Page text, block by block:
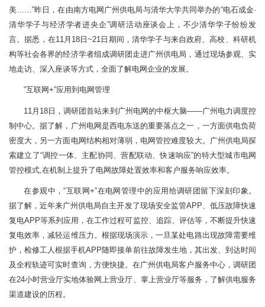
美……”昨日，在由南方电网广州供电局与清华大学共同举办的“电石成金·
清华学子与经济学者进央企”调研活动座谈会上，不少清华学子纷纷发
言。据悉，在11月18日~21日期间，清华学子与来自政府、高校、科研机
构等社会各界的经济学者组成调研团走进广州供电局，通过现场参观、实
地走访、深入座谈等方式，全面了解电网企业的发展。
“互联网+”应用到电网管理
11月18日，调研团首站来到广州电网的中枢大脑——广州电力调度控
制中心。据了解，广州电网是西电东送的重要落点之一，一方面供电负荷
密度大，另一方面电网结构相对薄弱，电网管控难度较大。广州供电局探
索建立了“调控一体、主配协同、营配联动、快速响应”的特大型城市电网
管控模式,在机制上提升了电网故障处置效率和客户服务响应效率。
在参观中，“互联网+”在电网管理中的应用给调研团留下深刻印象。
据了解，近年来广州供电局自主开发了现场安全监管APP、低压故障快速
复电APP等系列应用，在工作过程可监控、追踪、评估等，不断提升快速
复电效率，减轻运维压力。根据现场演示，一旦某处电路出现故障需要维
护，检修工人根据手机APP随即接单前往故障发生地，其出发、到达时间
及全程轨迹可实时查询，方便快捷。在广州供电局客户服务中心，调研团
在24小时营业厅实地体验网上营业厅、掌上营业厅等服务，了解供电服务
渠道建设的历程。